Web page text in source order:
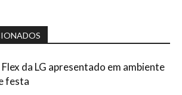
Flex da LG apresentado em ambiente
festa